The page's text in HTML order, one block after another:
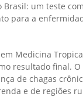
um teste
para a
Medicina
resultado final.
de chagas
e de regiões